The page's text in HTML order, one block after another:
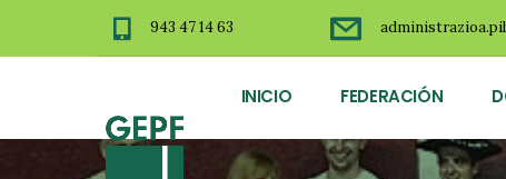
943 47 14 63
INICIO FEDERACIÓN